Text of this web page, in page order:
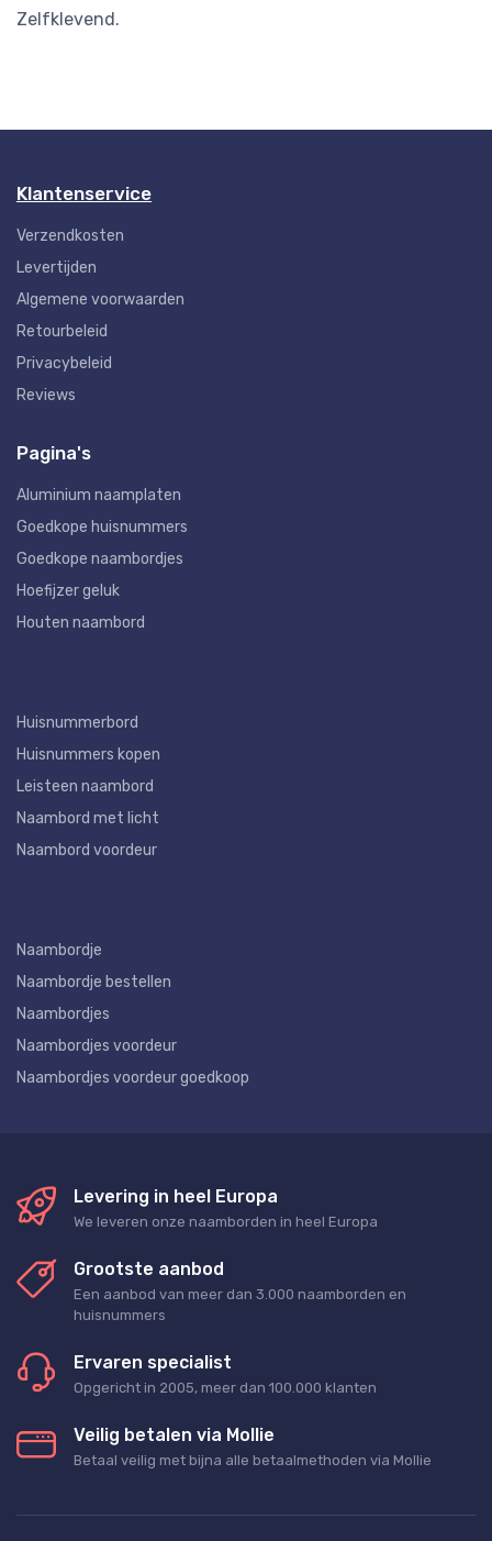
Zelfklevend.
Klantenservice
Verzendkosten
Levertijden
Algemene voorwaarden
Retourbeleid
Privacybeleid
Reviews
Pagina's
Aluminium naamplaten
Goedkope huisnummers
Goedkope naambordjes
Hoefijzer geluk
Houten naambord
Huisnummerbord
Huisnummers kopen
Leisteen naambord
Naambord met licht
Naambord voordeur
Naambordje
Naambordje bestellen
Naambordjes
Naambordjes voordeur
Naambordjes voordeur goedkoop
Levering in heel Europa
We leveren onze naamborden in heel Europa
Grootste aanbod
Een aanbod van meer dan 3.000 naamborden en
huisnummers
Ervaren specialist
Opgericht in 2005, meer dan 100.000 klanten
Veilig betalen via Mollie
Betaal veilig met bijna alle betaalmethoden via Mollie